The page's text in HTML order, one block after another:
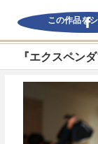
この作品を
『エクスペン